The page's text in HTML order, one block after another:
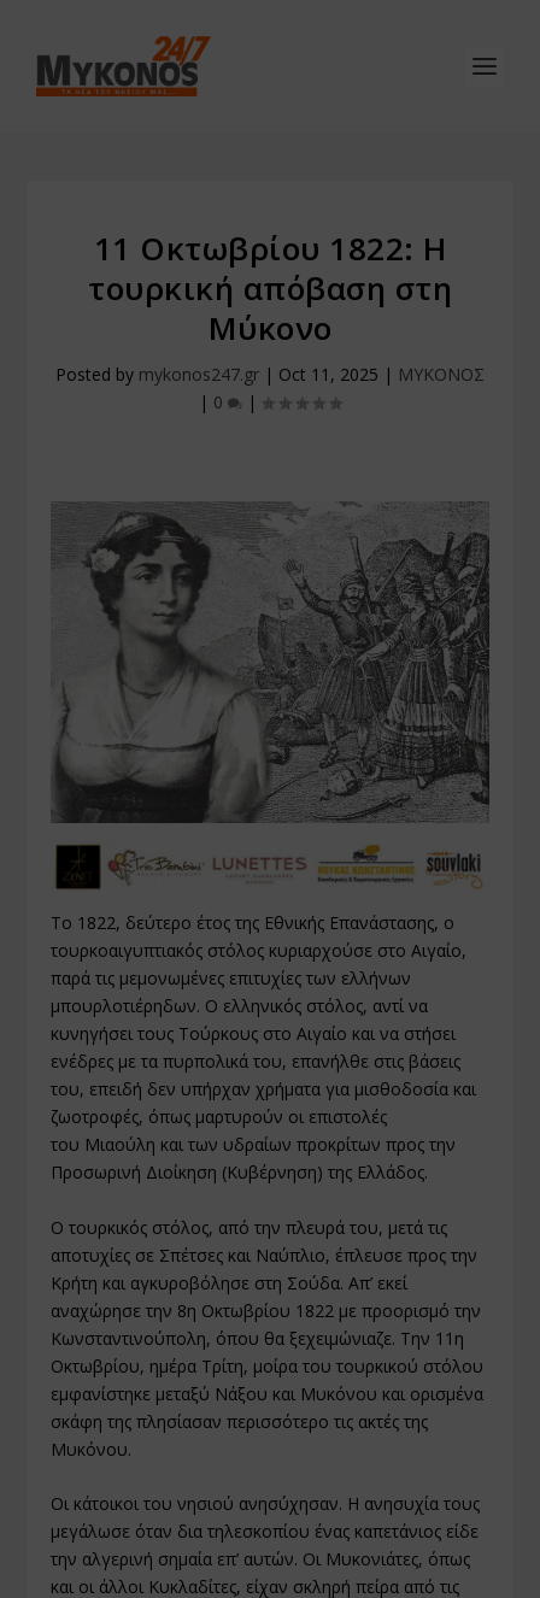
11 Οκτωβρίου 1822: Η
τουρκική απόβαση στη
Μύκονο
Posted by mykonos247.gr | Oct 11, 2025 | ΜΥΚΟΝΟΣ
| 0 |
Τo 1822, δεύτερο έτος της Εθνικής Επανάστασης, ο
τουρκοαιγυπτιακός στόλος κυριαρχούσε στο Αιγαίο,
παρά τις μεμονωμένες επιτυχίες των ελλήνων
μπουρλοτιέρηδων. Ο ελληνικός στόλος, αντί να
κυνηγήσει τους Τούρκους στο Αιγαίο και να στήσει
ενέδρες με τα πυρπολικά του, επανήλθε στις βάσεις
του, επειδή δεν υπήρχαν χρήματα για μισθοδοσία και
ζωοτροφές, όπως μαρτυρούν οι επιστολές
του Μιαούλη και των υδραίων προκρίτων προς την
Προσωρινή Διοίκηση (Κυβέρνηση) της Ελλάδος.
Ο τουρκικός στόλος, από την πλευρά του, μετά τις
αποτυχίες σε Σπέτσες και Ναύπλιο, έπλευσε προς την
Κρήτη και αγκυροβόλησε στη Σούδα. Απ’ εκεί
αναχώρησε την 8η Οκτωβρίου 1822 με προορισμό την
Κωνσταντινούπολη, όπου θα ξεχειμώνιαζε. Την 11η
Οκτωβρίου, ημέρα Τρίτη, μοίρα του τουρκικού στόλου
εμφανίστηκε μεταξύ Νάξου και Μυκόνου και ορισμένα
σκάφη της πλησίασαν περισσότερο τις ακτές της
Μυκόνου.
Οι κάτοικοι του νησιού ανησύχησαν. Η ανησυχία τους
μεγάλωσε όταν δια τηλεσκοπίου ένας καπετάνιος είδε
την αλγερινή σημαία επ’ αυτών. Οι Μυκονιάτες, όπως
και οι άλλοι Κυκλαδίτες, είχαν σκληρή πείρα από τις